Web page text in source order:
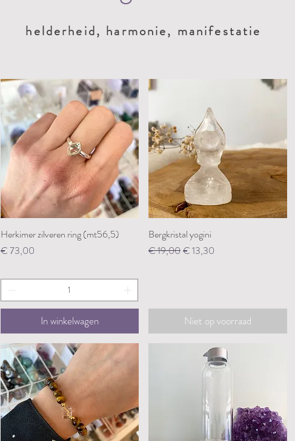
helderheid, harmonie, manifestatie
Snel overzicht
Herkimer zilveren ring (mt56,5)
Prijs
€ 73,00
In winkelwagen
Snel overzicht
Bergkristal yogini
Normale prijs
€ 19,00Verkoopprijs
€ 13,30
Niet op voorraad